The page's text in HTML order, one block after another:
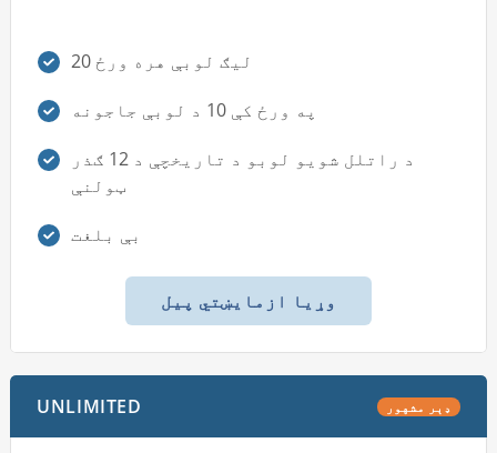
20 لیګ لوبې هره ورځ
په ورځ کې 10 د لوبې جاجونه
د راتلل شويو لوبو د تاريخچې د 12 ګذر
ټولنې
بې بلغت
وړیا ازمایښتي پیل
UNLIMITED ډېر مشهور